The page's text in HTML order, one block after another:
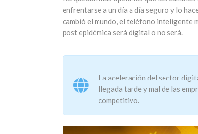
enfrentarse a un día a día seguro y lo
cambió el mundo, el teléfono inteligente
post epidémica será digital o no será.
La aceleración del sector
llegada tarde y mal de las
competitivo.